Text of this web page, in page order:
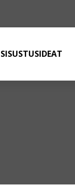
SISUSTUSIDEAT